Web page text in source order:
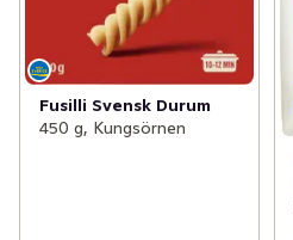
Fusilli Svensk Durum
450 g, Kungsörnen